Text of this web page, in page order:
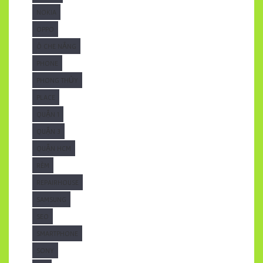
NOKIA
PHONG THỦY
PLACE
REPAIRHOUSE
SAMSUNG
SMARTPHONE